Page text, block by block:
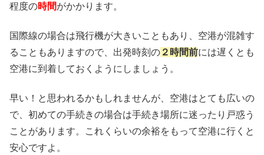
程度の時間がかかります。
国際線の場合は飛行機が大きいこともあり、空港が混雑す
ることもありますので、出発時刻の ２時間前には遅くとも
空港に到着しておくようにしましょう。
早い！と思われるかもしれませんが、空港はとても広いの
で、初めての手続きの場合は手続き場所に迷ったり戸惑う
ことがあります。これくらいの余裕をもって空港に行くと
安心ですよ。